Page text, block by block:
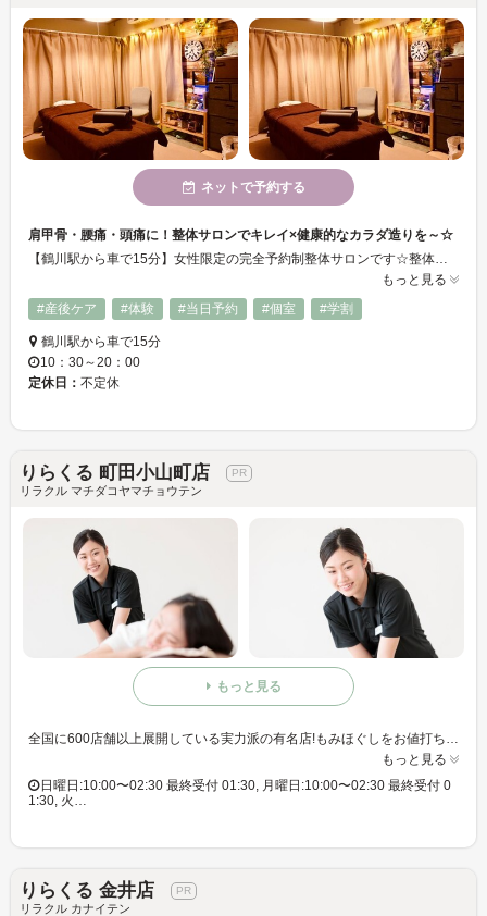
ネットで予約する
肩甲骨・腰痛・頭痛に！整体サロンでキレイ×健康的なカラダ造りを～☆
もっと見る
#産後ケア
#体験 #当日予約 #個室 #学割
鶴川駅から車で15分
10：30～20：00
定休日： 不定休
りらくる 町田小山町店
リラクル マチダコヤマチョウテン
もっと見る
もっと見る
日曜日:10:00〜02:30 最終受付 01:30, 月曜日:10:00〜02:30 最終受付 0
1:30, 火…
りらくる 金井店
リラクル カナイテン